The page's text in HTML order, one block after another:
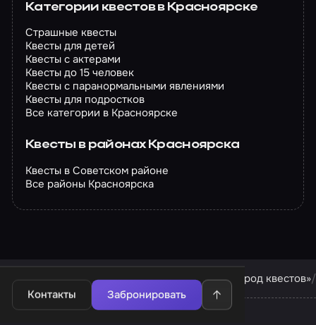
Категории квестов в Красноярске
Страшные квесты
Квесты для детей
Квесты с актерами
Квесты до 15 человек
Квесты с паранормальными явлениями
Квесты для подростков
Все категории в Красноярске
Квесты в районах Красноярска
Квесты в Советском районе
Все районы Красноярска
Контакты Забронировать
Квесты в Красноярске Квесты компании «Город квестов»